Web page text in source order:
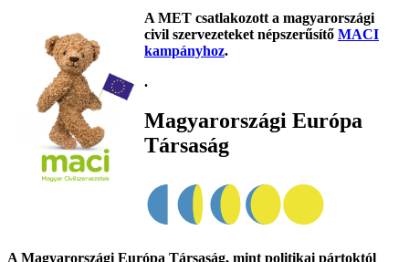
A MET csatlakozott a magyarországi
civil szervezeteket népszerűsítő MACI
kampányhoz.
.
Magyarországi Európa
Társaság
A Magyarországi Európa Társaság, mint politikai pártoktól